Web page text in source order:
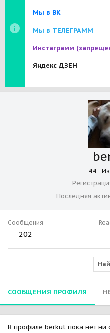
Мы в ВК
Мы в ТЕЛЕГРАММ
Инстаграмм
Яндекс ДЗЕН
44 · Из
Последняя
Сообщения
202
СООБЩЕНИЯ ПРОФИЛЯ
В профиле berkut пока нет ни